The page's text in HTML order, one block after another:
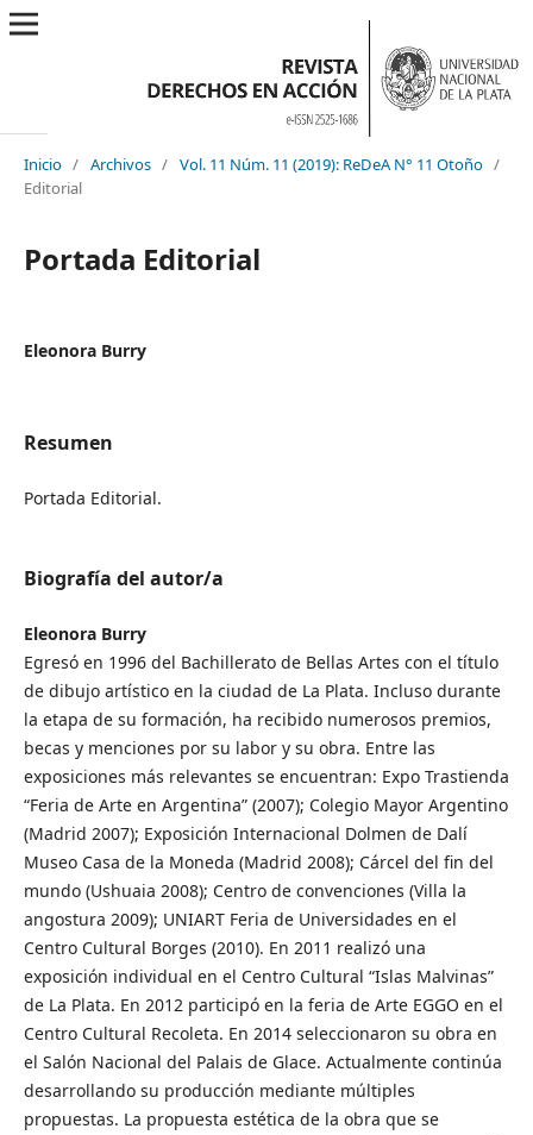
Inicio / Archivos / Vol. 11 Núm. 11 (2019): ReDeA N° 11 Otoño /
Editorial
Portada Editorial
Eleonora Burry
Resumen
Portada Editorial.
Biografía del autor/a
Eleonora Burry
Egresó en 1996 del Bachillerato de Bellas Artes con el título
de dibujo artístico en la ciudad de La Plata. Incluso durante
la etapa de su formación, ha recibido numerosos premios,
becas y menciones por su labor y su obra. Entre las
exposiciones más relevantes se encuentran: Expo Trastienda
“Feria de Arte en Argentina” (2007); Colegio Mayor Argentino
(Madrid 2007); Exposición Internacional Dolmen de Dalí
Museo Casa de la Moneda (Madrid 2008); Cárcel del fin del
mundo (Ushuaia 2008); Centro de convenciones (Villa la
angostura 2009); UNIART Feria de Universidades en el
Centro Cultural Borges (2010). En 2011 realizó una
exposición individual en el Centro Cultural “Islas Malvinas”
de La Plata. En 2012 participó en la feria de Arte EGGO en el
Centro Cultural Recoleta. En 2014 seleccionaron su obra en
el Salón Nacional del Palais de Glace. Actualmente continúa
desarrollando su producción mediante múltiples
propuestas. La propuesta estética de la obra que se